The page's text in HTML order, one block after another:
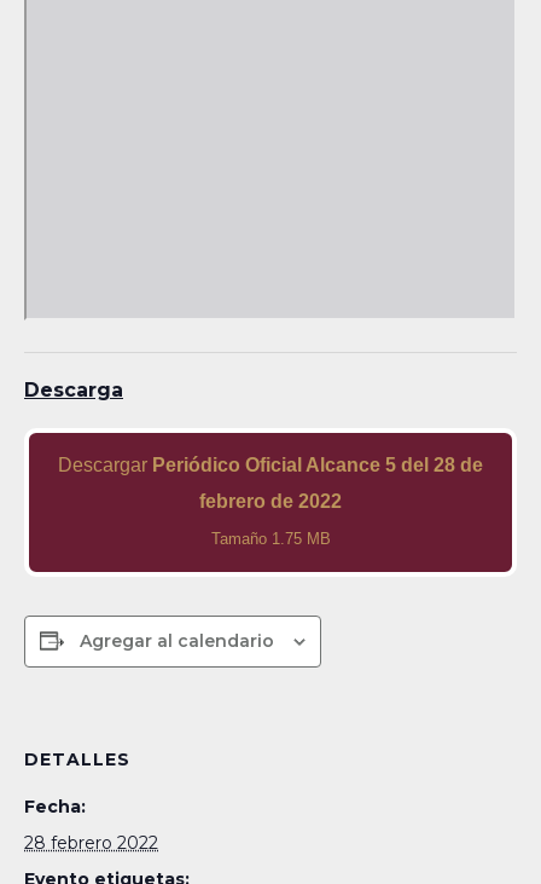
Descarga
Descargar Periódico Oficial Alcance 5 del 28 de
febrero de 2022
Tamaño 1.75 MB
Agregar al calendario
DETALLES
Fecha:
28 febrero 2022
Evento etiquetas: